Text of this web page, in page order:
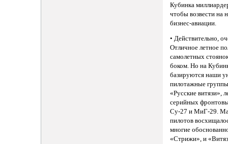
Кубинка
чтобы возвести на
бизнес-авиации.
• Действительно,
Отличное летное
самолетных
боком. Но на
базируются наши
пилотажные
«Русские витязи»,
серийных
Су-27 и МиГ-29.
пилотов
многие
«Стрижи», и